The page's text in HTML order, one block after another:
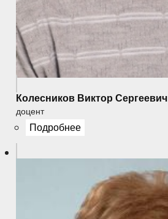
Колесников Виктор Сергеевич
доцент
Подробнее